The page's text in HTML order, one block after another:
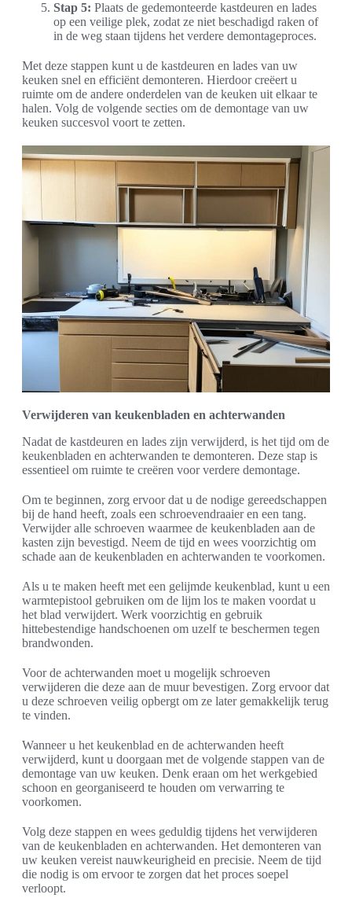
Stap 5: Plaats de gedemonteerde kastdeuren en lades
op een veilige plek, zodat ze niet beschadigd raken of
in de weg staan tijdens het verdere demontageproces.
Met deze stappen kunt u de kastdeuren en lades van uw
keuken snel en efficiënt demonteren. Hierdoor creëert u
ruimte om de andere onderdelen van de keuken uit elkaar te
halen. Volg de volgende secties om de demontage van uw
keuken succesvol voort te zetten.
Verwijderen van keukenbladen en achterwanden
Nadat de kastdeuren en lades zijn verwijderd, is het tijd om de
keukenbladen en achterwanden te demonteren. Deze stap is
essentieel om ruimte te creëren voor verdere demontage.
Om te beginnen, zorg ervoor dat u de nodige gereedschappen
bij de hand heeft, zoals een schroevendraaier en een tang.
Verwijder alle schroeven waarmee de keukenbladen aan de
kasten zijn bevestigd. Neem de tijd en wees voorzichtig om
schade aan de keukenbladen en achterwanden te voorkomen.
Als u te maken heeft met een gelijmde keukenblad, kunt u een
warmtepistool gebruiken om de lijm los te maken voordat u
het blad verwijdert. Werk voorzichtig en gebruik
hittebestendige handschoenen om uzelf te beschermen tegen
brandwonden.
Voor de achterwanden moet u mogelijk schroeven
verwijderen die deze aan de muur bevestigen. Zorg ervoor dat
u deze schroeven veilig opbergt om ze later gemakkelijk terug
te vinden.
Wanneer u het keukenblad en de achterwanden heeft
verwijderd, kunt u doorgaan met de volgende stappen van de
demontage van uw keuken. Denk eraan om het werkgebied
schoon en georganiseerd te houden om verwarring te
voorkomen.
Volg deze stappen en wees geduldig tijdens het verwijderen
van de keukenbladen en achterwanden. Het demonteren van
uw keuken vereist nauwkeurigheid en precisie. Neem de tijd
die nodig is om ervoor te zorgen dat het proces soepel
verloopt.